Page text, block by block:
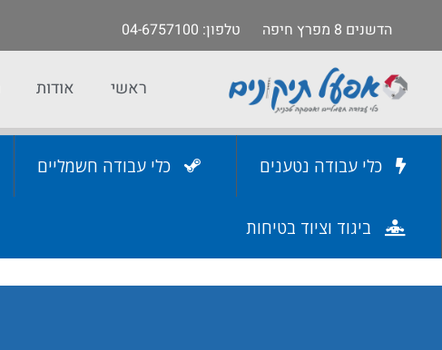
הדשנים 8 מפרץ חיפה טלפון: 04-6757100
ראשי אודות
כלי עבודה נטענים כלי עבודה חשמליים
ביגוד וציוד בטיחות